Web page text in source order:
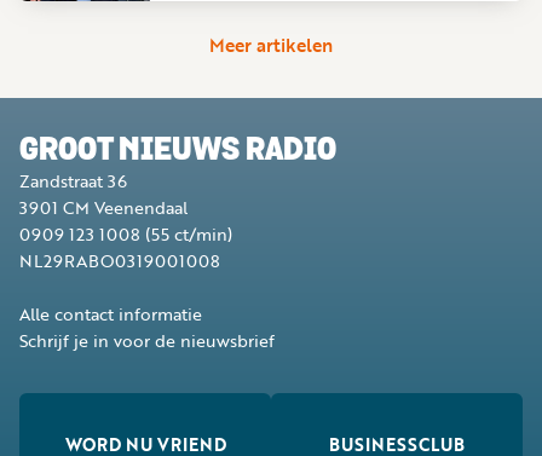
Meer artikelen
GROOT NIEUWS RADIO
Zandstraat 36
3901 CM Veenendaal
0909 123 1008 (55 ct/min)
NL29RABO0319001008
Alle contact informatie
Schrijf je in voor de nieuwsbrief
WORD NU VRIEND BUSINESSCLUB